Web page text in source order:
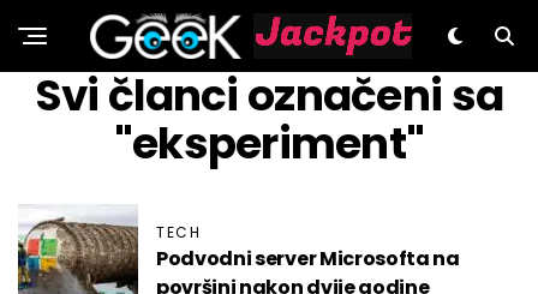
GeeK.hr
Svi članci označeni sa
"eksperiment"
TECH
Podvodni server Microsofta na
površini nakon dvije godine